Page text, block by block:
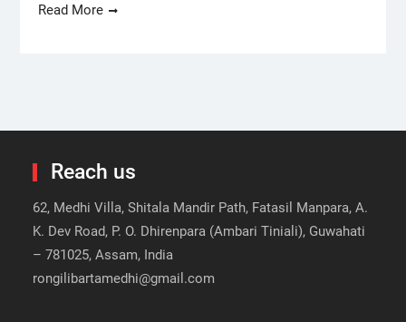
Read More
Reach us
62, Medhi Villa, Shitala Mandir Path, Fatasil Manpara, A.
K. Dev Road, P. O. Dhirenpara (Ambari Tiniali), Guwahati
– 781025, Assam, India
rongilibartamedhi@gmail.com